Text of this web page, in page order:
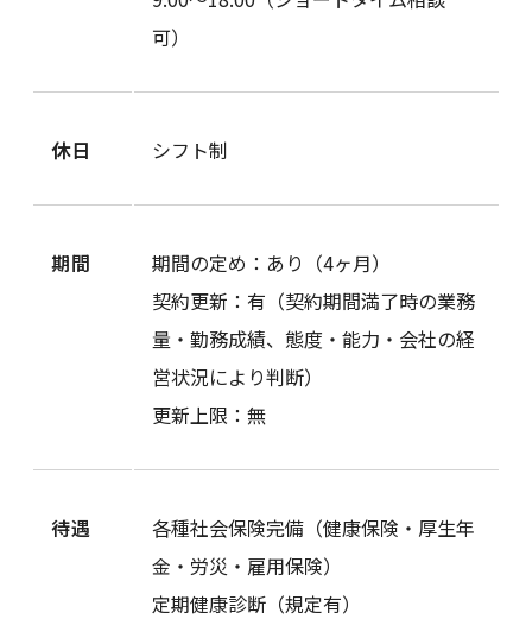
可）
休日 シフト制
期間
期間の定め：あり（4ヶ月）
契約更新：有（契約期間満了時の業務
量・勤務成績、態度・能力・会社の経
営状況により判断）
更新上限：無
待遇
各種社会保険完備（健康保険・厚生年
金・労災・雇用保険）
定期健康診断（規定有）